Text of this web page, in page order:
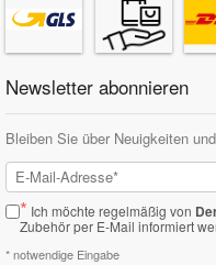
Newsletter abonnieren
Bleiben Sie über Neuigkeiten
* Ich möchte regelmäßig von
Zubehör per E-Mail informiert
* notwendige Eingabe